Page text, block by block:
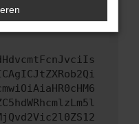
uns bei der